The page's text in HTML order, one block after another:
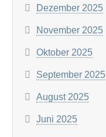
Dezember 2025
November 2025
Oktober 2025
September 2025
August 2025
Juni 2025